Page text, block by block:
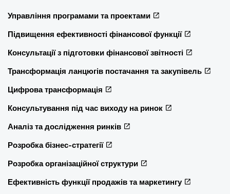
Управління програмами та проектами
Підвищення ефективності фінансової функції
Консультації з підготовки фінансової звітності
Трансформація ланцюгів постачання та закупівель
Цифрова трансформація
Консультування під час виходу на ринок
Аналіз та дослідження ринків
Розробка бізнес-стратегії
Розробка організаційної структури
Ефективність функції продажів та маркетингу